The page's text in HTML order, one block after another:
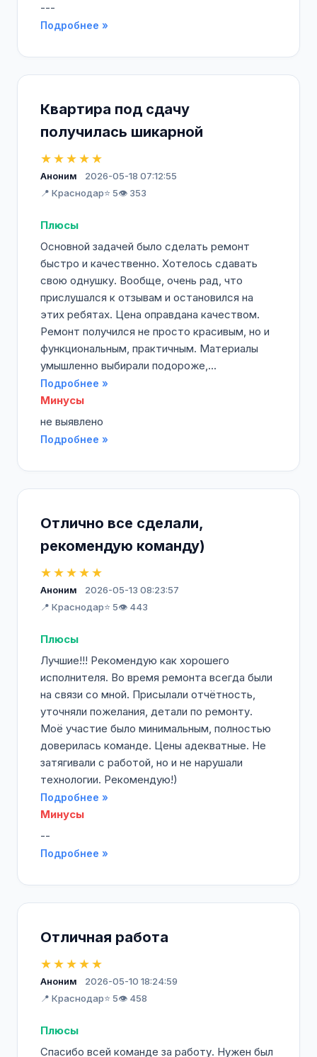
---
Подробнее »
Квартира под сдачу
получилась шикарной
★★★★★
Аноним
2026-05-18 07:12:55
📍 Краснодар⭐ 5👁️ 353
Плюсы
Основной задачей было сделать ремонт
быстро и качественно. Хотелось сдавать
свою однушку. Вообще, очень рад, что
прислушался к отзывам и остановился на
этих ребятах. Цена оправдана качеством.
Ремонт получился не просто красивым, но и
функциональным, практичным. Материалы
умышленно выбирали подороже,...
Подробнее »
Минусы
не выявлено
Подробнее »
Отлично все сделали,
рекомендую команду)
★★★★★
Аноним
2026-05-13 08:23:57
📍 Краснодар⭐ 5👁️ 443
Плюсы
Лучшие!!! Рекомендую как хорошего
исполнителя. Во время ремонта всегда были
на связи со мной. Присылали отчётность,
уточняли пожелания, детали по ремонту.
Моё участие было минимальным, полностью
доверилась команде. Цены адекватные. Не
затягивали с работой, но и не нарушали
технологии. Рекомендую!)
Подробнее »
Минусы
--
Подробнее »
Отличная работа
★★★★★
Аноним
2026-05-10 18:24:59
📍 Краснодар⭐ 5👁️ 458
Плюсы
Спасибо всей команде за работу. Нужен был